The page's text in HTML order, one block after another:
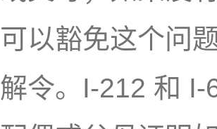
可以豁免这个问
解令。I-212 和 I-